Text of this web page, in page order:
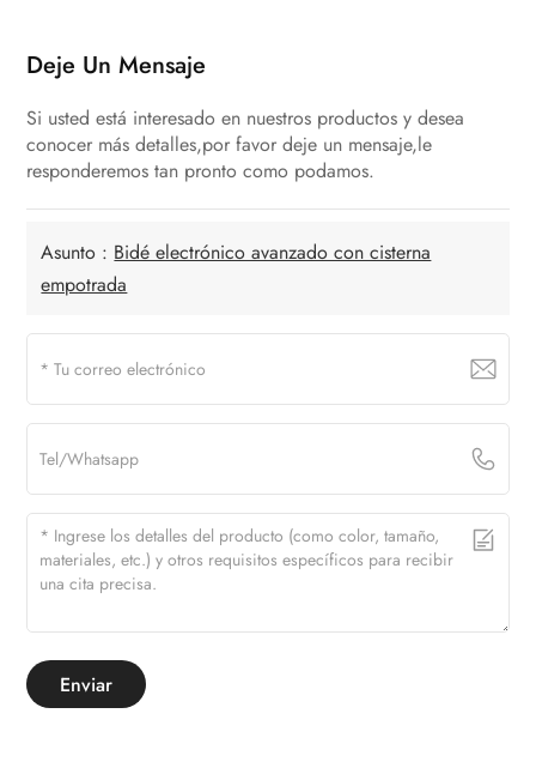
Deje Un Mensaje
Si usted está interesado en nuestros productos y desea
conocer más detalles,por favor deje un mensaje,le
responderemos tan pronto como podamos.
Asunto : Bidé electrónico avanzado con cisterna
empotrada
Enviar